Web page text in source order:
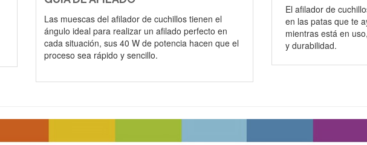
Las muescas del afilador de cuchillos tienen el
ángulo ideal para realizar un afilado perfecto en
cada situación, sus 40 W de potencia hacen que el
proceso sea rápido y sencillo.
El afilador de
en las patas que te
mientras está en
y durabilidad.